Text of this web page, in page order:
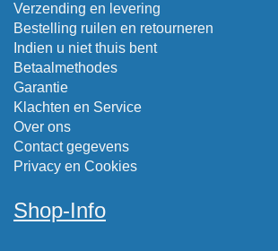
Verzending en levering
Bestelling ruilen en retourneren
Indien u niet thuis bent
Betaalmethodes
Garantie
Klachten en Service
Over ons
Contact gegevens
Privacy en Cookies
Shop-Info